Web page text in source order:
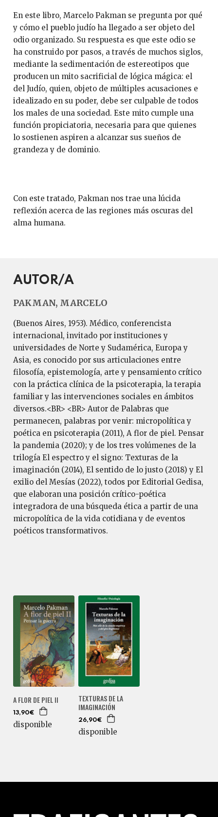
En este libro, Marcelo Pakman se pregunta por qué
y cómo el pueblo judío ha llegado a ser objeto del
odio organizado. Su respuesta es que este odio se
ha construido por pasos, a través de muchos siglos,
mediante la sedimentación de estereotipos que
producen un mito sacrificial de lógica mágica: el
del Judío, quien, objeto de múltiples acusaciones e
idealizado en su poder, debe ser culpable de todos
los males de una sociedad. Este mito cumple una
función propiciatoria, necesaria para que quienes
lo sostienen aspiren a alcanzar sus sueños de
grandeza y de dominio.
Con este tratado, Pakman nos trae una lúcida
reflexión acerca de las regiones más oscuras del
alma humana.
AUTOR/A
PAKMAN, MARCELO
(Buenos Aires, 1953). Médico, conferencista
internacional, invitado por instituciones y
universidades de Norte y Sudamérica, Europa y
Asia, es conocido por sus articulaciones entre
filosofía, epistemología, arte y pensamiento crítico
con la práctica clínica de la psicoterapia, la terapia
familiar y las intervenciones sociales en ámbitos
diversos.<BR> <BR> Autor de Palabras que
permanecen, palabras por venir: micropolítica y
poética en psicoterapia (2011), A flor de piel. Pensar
la pandemia (2020); y de los tres volúmenes de la
trilogía El espectro y el signo: Texturas de la
imaginación (2014), El sentido de lo justo (2018) y El
exilio del Mesías (2022), todos por Editorial Gedisa,
que elaboran una posición crítico-poética
integradora de una búsqueda ética a partir de una
micropolítica de la vida cotidiana y de eventos
poéticos transformativos.
A FLOR DE PIEL II
13,90€
disponible
TEXTURAS DE LA
IMAGINACIÓN
26,90€
disponible